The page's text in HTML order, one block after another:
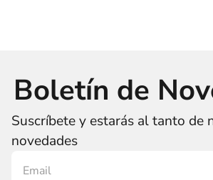
Boletín de
Suscríbete y estarás al tanto de
novedades